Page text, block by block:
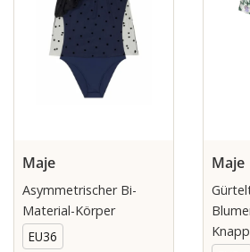
Maje
Asymmetrischer Bi-
Material-Körper
EU36
Maje
Knapp